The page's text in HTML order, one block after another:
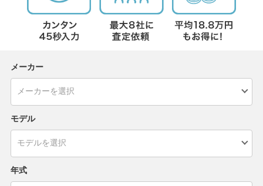
メーカー
モデル
年式